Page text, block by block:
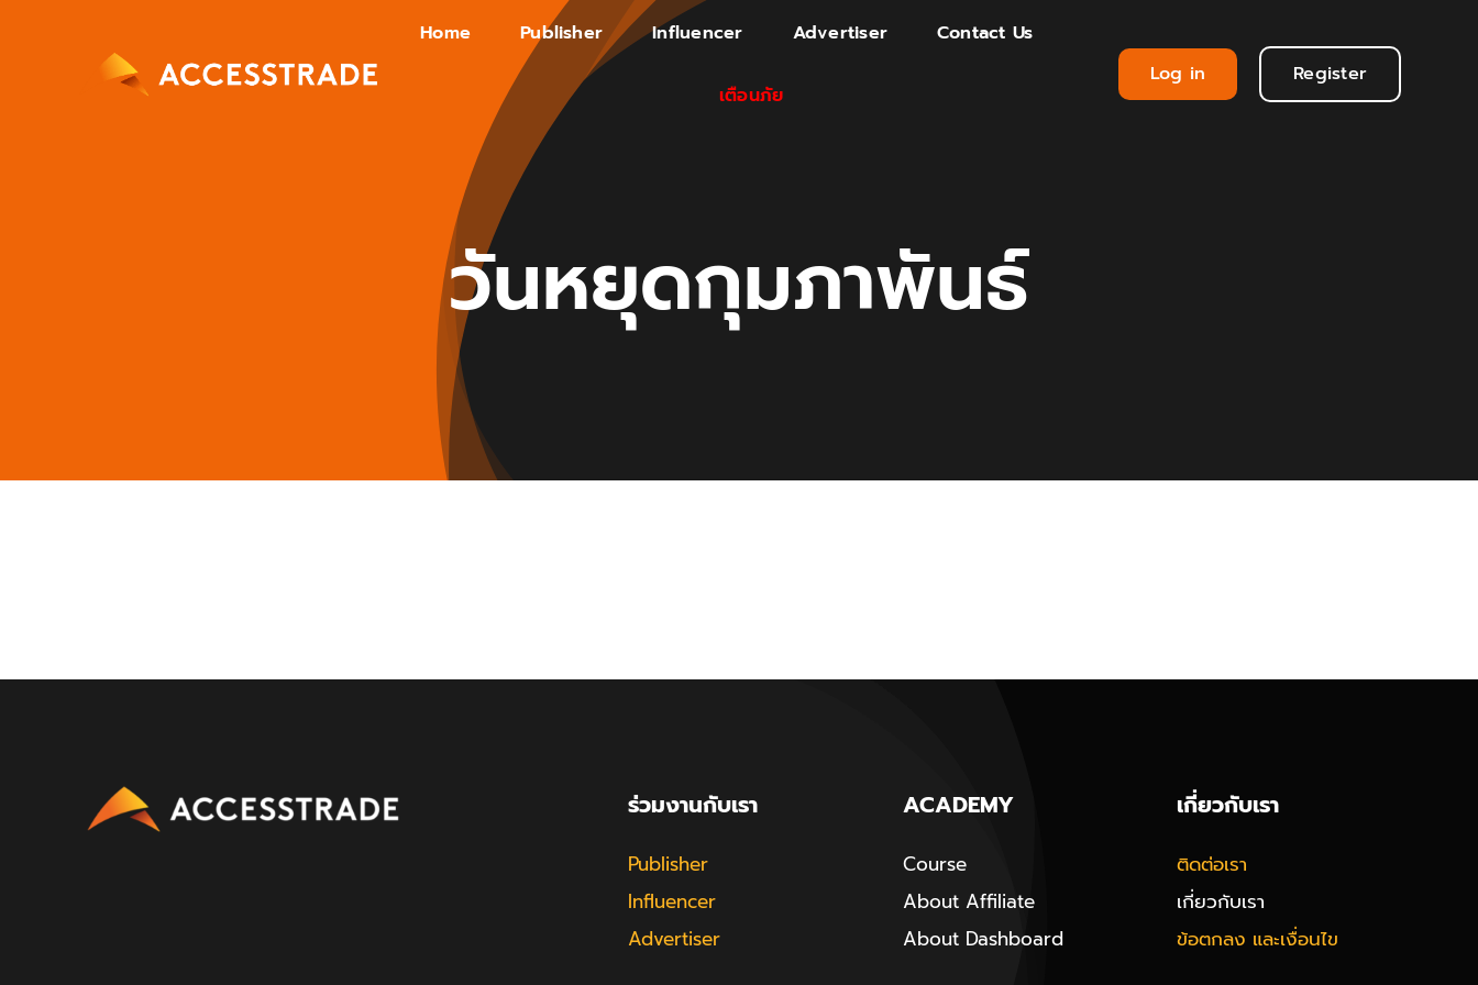
Home Publisher Influencer Advertiser Contact Us
เตือนภัย
Log in Register
วันหยุดกุมภาพันธ์
ร่วมงานกับเรา
Publisher
Influencer
Advertiser
ACADEMY
Course
About Affiliate
About Dashboard
เกี่ยวกับเรา
ติดต่อเรา
เกี่ยวกับเรา
ข้อตกลง และเงื่อนไข